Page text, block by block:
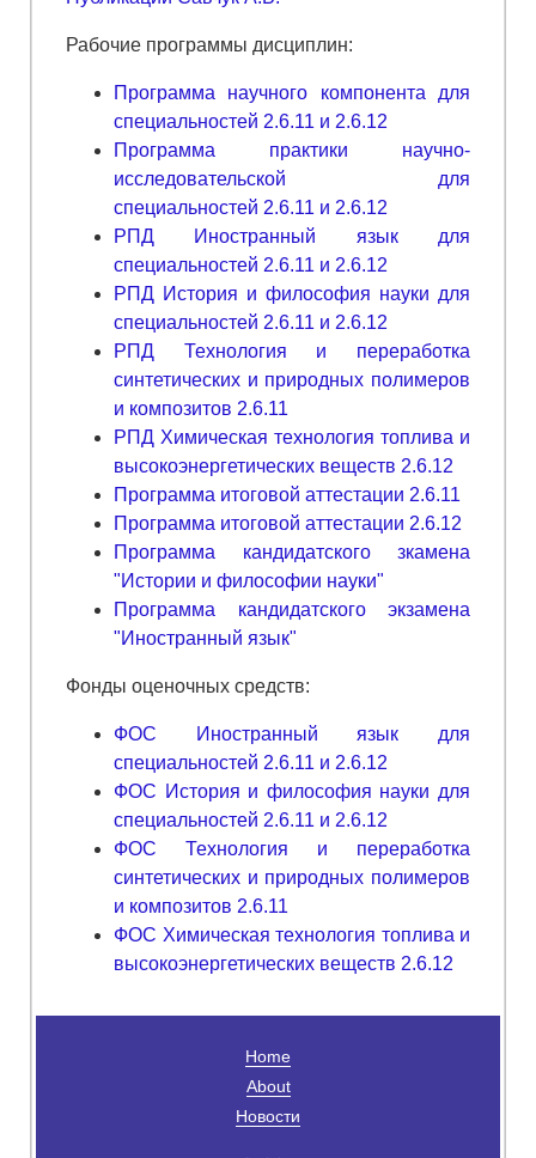
Рабочие программы дисциплин:
Программа научного компонента для
специальностей 2.6.11 и 2.6.12
Программа практики научно-
исследовательской для
специальностей 2.6.11 и 2.6.12
РПД Иностранный язык для
специальностей 2.6.11 и 2.6.12
РПД История и философия науки для
специальностей 2.6.11 и 2.6.12
РПД Технология и переработка
синтетических и природных полимеров
и композитов 2.6.11
РПД Химическая технология топлива и
высокоэнергетических веществ 2.6.12
Программа итоговой аттестации 2.6.11
Программа итоговой аттестации 2.6.12
Программа кандидатского зкамена
"Истории и философии науки"
Программа кандидатского экзамена
"Иностранный язык"
Фонды оценочных средств:
ФОС Иностранный язык для
специальностей 2.6.11 и 2.6.12
ФОС История и философия науки для
специальностей 2.6.11 и 2.6.12
ФОС Технология и переработка
синтетических и природных полимеров
и композитов 2.6.11
ФОС Химическая технология топлива и
высокоэнергетических веществ 2.6.12
Home
About
Новости